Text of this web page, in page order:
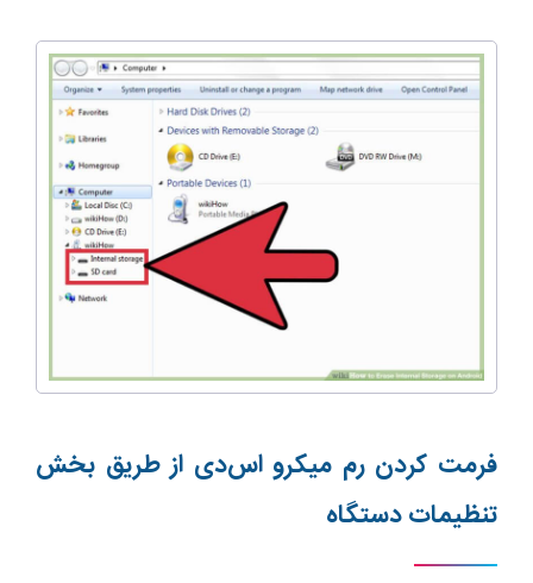
فرمت کردن رم میکرو اس‌دی از طریق بخش
تنظیمات دستگاه